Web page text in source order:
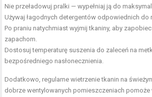
Nie przeładowuj pralki — wypełniaj ją do
Używaj łagodnych detergentów odpowiednich do
Po praniu natychmiast wyjmij tkaniny, aby
zapachom.
Dostosuj temperaturę suszenia do zaleceń na
bezpośredniego nasłonecznienia.
Dodatkowo, regularne wietrzenie tkanin na
dobrze wentylowanych pomieszczeniach pomoże